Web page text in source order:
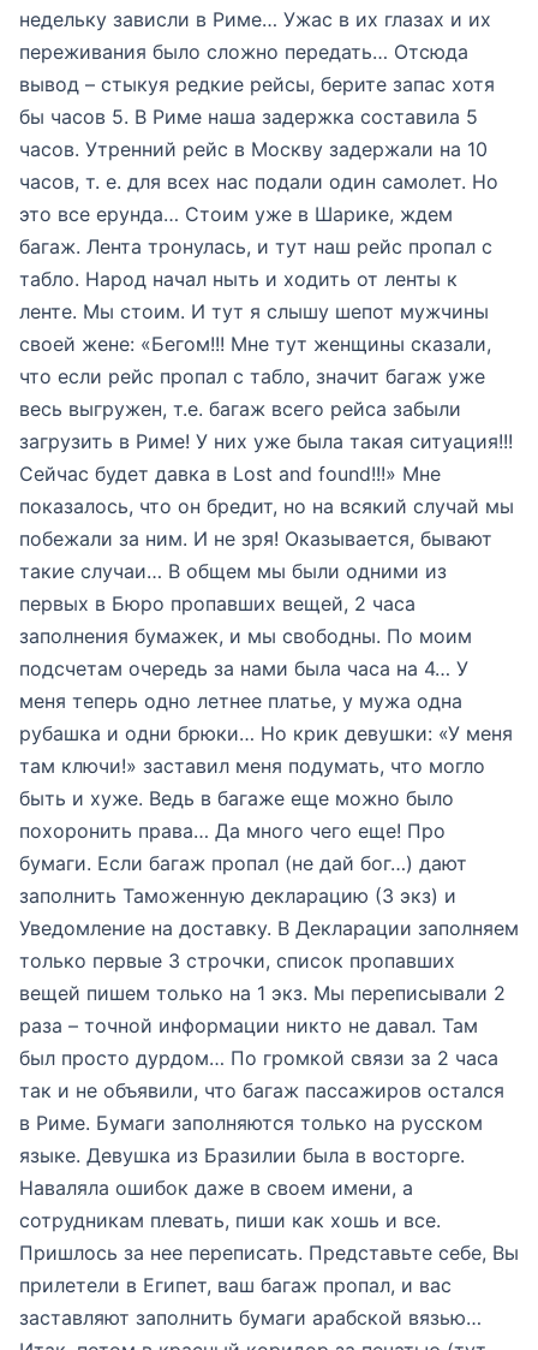
недельку зависли в Риме… Ужас в их глазах и их
переживания было сложно передать… Отсюда
вывод – стыкуя редкие рейсы, берите запас хотя
бы часов 5. В Риме наша задержка составила 5
часов. Утренний рейс в Москву задержали на 10
часов, т. е. для всех нас подали один самолет. Но
это все ерунда… Стоим уже в Шарике, ждем
багаж. Лента тронулась, и тут наш рейс пропал с
табло. Народ начал ныть и ходить от ленты к
ленте. Мы стоим. И тут я слышу шепот мужчины
своей жене: «Бегом!!! Мне тут женщины сказали,
что если рейс пропал с табло, значит багаж уже
весь выгружен, т.е. багаж всего рейса забыли
загрузить в Риме! У них уже была такая ситуация!!!
Сейчас будет давка в Lost and found!!!» Мне
показалось, что он бредит, но на всякий случай мы
побежали за ним. И не зря! Оказывается, бывают
такие случаи… В общем мы были одними из
первых в Бюро пропавших вещей, 2 часа
заполнения бумажек, и мы свободны. По моим
подсчетам очередь за нами была часа на 4… У
меня теперь одно летнее платье, у мужа одна
рубашка и одни брюки… Но крик девушки: «У меня
там ключи!» заставил меня подумать, что могло
быть и хуже. Ведь в багаже еще можно было
похоронить права… Да много чего еще! Про
бумаги. Если багаж пропал (не дай бог…) дают
заполнить Таможенную декларацию (3 экз) и
Уведомление на доставку. В Декларации заполняем
только первые 3 строчки, список пропавших
вещей пишем только на 1 экз. Мы переписывали 2
раза – точной информации никто не давал. Там
был просто дурдом… По громкой связи за 2 часа
так и не объявили, что багаж пассажиров остался
в Риме. Бумаги заполняются только на русском
языке. Девушка из Бразилии была в восторге.
Наваляла ошибок даже в своем имени, а
сотрудникам плевать, пиши как хошь и все.
Пришлось за нее переписать. Представьте себе, Вы
прилетели в Египет, ваш багаж пропал, и вас
заставляют заполнить бумаги арабской вязью…